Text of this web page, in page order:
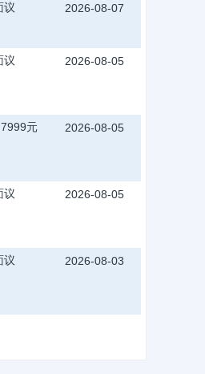
议 2026-08-07
议
2026-08-05
元
2026-08-05
议
2026-08-05
议
2026-08-03